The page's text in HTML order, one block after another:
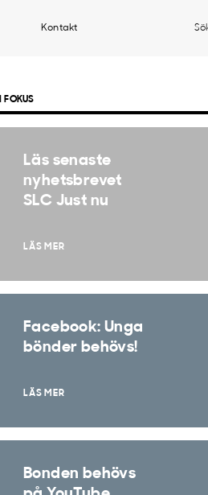
Kontakt
I FOKUS
Läs senaste
nyhetsbrevet
SLC Just nu
LÄS MER
Facebook: Unga
bönder behövs!
LÄS MER
Bonden behövs